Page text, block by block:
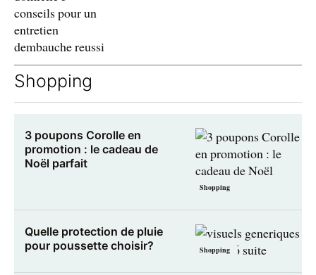
Shopping
Shopping
3 poupons Corolle en
promotion : le cadeau de
Noël parfait
Shopping
Quelle protection de pluie
pour poussette choisir?